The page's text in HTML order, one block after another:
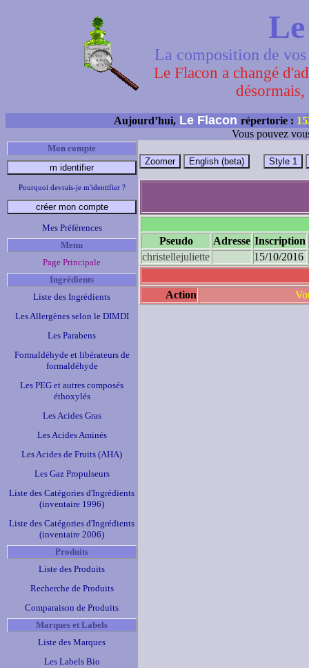
La composition de
Le Flacon a changé
Aujourd’hui, Le Flacon répertorie :
Vous pouvez
Mon compte
Pourquoi devrais-je m'identifier ?
Mes Préférences
Menu
Page Principale
Ingrédients
Liste des Ingrédients
Les Allergènes selon le DIMDI
Les Parabens
Formaldéhyde et libérateurs de
formaldéhyde
Les PEG et autres composés
éthoxylés
Les Acides Gras
Les Acides Aminés
Les Acides de Fruits (AHA)
Les Gaz Propulseurs
Liste des Catégories d'Ingrédients
(inventaire 1996)
Liste des Catégories d'Ingrédients
(inventaire 2006)
Produits
Liste des Produits
Recherche de Produits
Comparaison de Produits
Marques et Labels
Liste des Marques
Les Labels Bio
Pseudo Adresse Inscription
christellejuliette
15/10/2016
Action